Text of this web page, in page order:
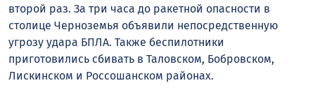
второй раз. За три часа до ракетной опасности в
столице Черноземья объявили непосредственную
угрозу удара БПЛА. Также беспилотники
приготовились сбивать в Таловском, Бобровском,
Лискинском и Россошанском районах.